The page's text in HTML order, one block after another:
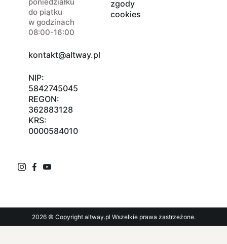
do piątku
w godzinach
08:00-16:00
kontakt@altway.pl
NIP:
5842745045
REGON:
362883128
KRS:
0000584010
zgody
cookies